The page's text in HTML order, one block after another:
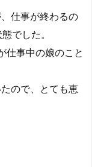
仕事が終わるの
でした。
仕事中の娘のこと
ので、とても恵